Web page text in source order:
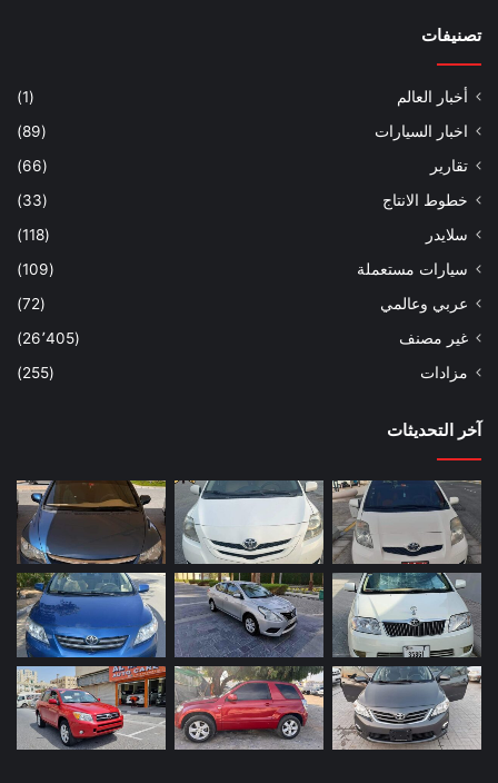
تصنيفات
أخبار العالم
(1)
اخبار السيارات
(89)
تقارير
(66)
خطوط الانتاج
(33)
سلايدر
(118)
سيارات مستعملة
(109)
عربي وعالمي
(72)
غير مصنف
(26٬405)
مزادات
(255)
آخر التحديثات